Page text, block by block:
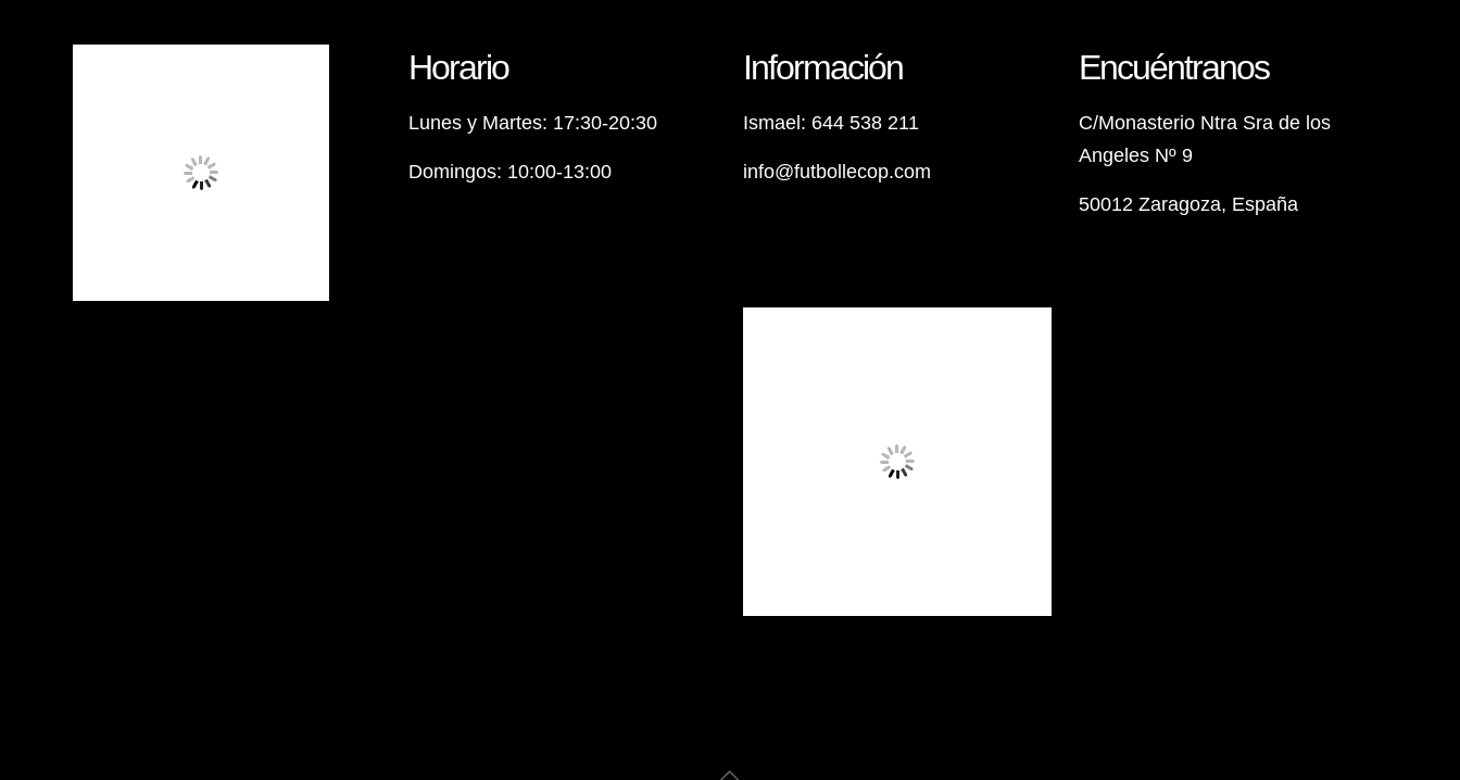
Horario
Lunes y Martes: 17:30-20:30
Domingos: 10:00-13:00
Información
Ismael: 644 538 211
info@futbollecop.com
Encuéntranos
C/Monasterio Ntra Sra de los
Angeles Nº 9
50012 Zaragoza, España